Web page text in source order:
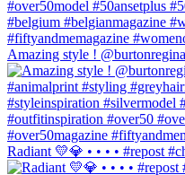
Amazing style !
Radiant 💛💎 • • • • #repost